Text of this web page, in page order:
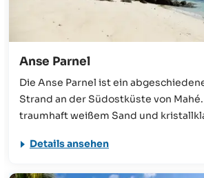
Anse Parnel
Die Anse Parnel ist ein
Strand an der Südostküste von Mahé. Mit
traumhaft weißem Sand und
Das beliebte Surfer’s Beach
Details ansehen